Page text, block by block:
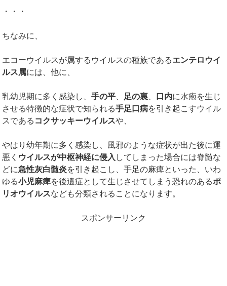
・・・
ちなみに、
エコーウイルスが属するウイルスの種族であるエンテロウイ
ルス属には、他に、
乳幼児期に多く感染し、手の平 足の裏 口内に水疱を生じ
させる特徴的な症状で知られる手足口病を引き起こすウイル
スである コクサッキーウイルスや、
やはり幼年期に多く感染し、風邪のような症状が出た後に運
悪く ウイルスが中枢神経に侵入 してしまった場合には脊髄な
どに急性灰白髄炎を引き起こし、手足の麻痺といった、いわ
ゆる小児麻痺を後遺症として生じさせてしまう恐れのあるポ
リオウイルスなども分類されることになります。
スポンサーリンク